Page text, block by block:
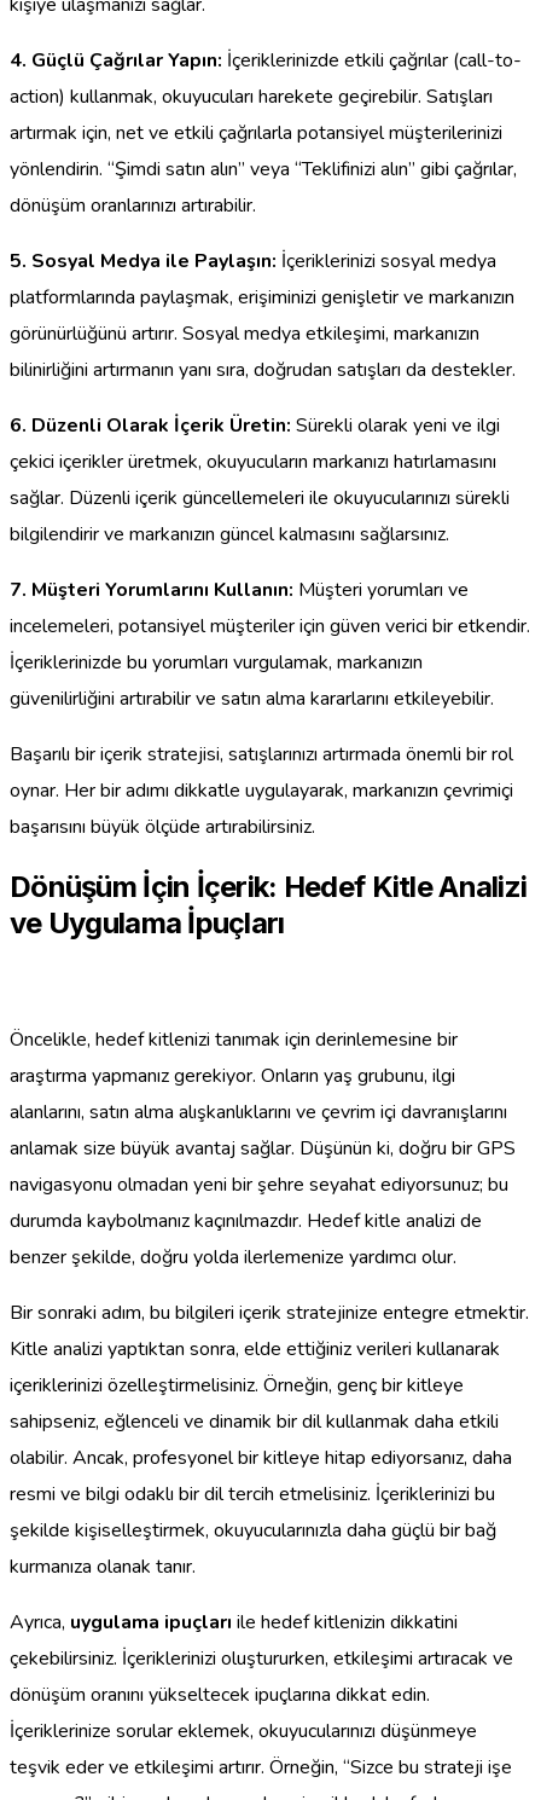
4. Güçlü Çağrılar Yapın: İçeriklerinizde etkili çağrılar (call-to-
action) kullanmak, okuyucuları harekete geçirebilir. Satışları
artırmak için, net ve etkili çağrılarla potansiyel müşterilerinizi
yönlendirin. “Şimdi satın alın” veya “Teklifinizi alın” gibi çağrılar,
dönüşüm oranlarınızı artırabilir.
5. Sosyal Medya ile Paylaşın: İçeriklerinizi sosyal medya
platformlarında paylaşmak, erişiminizi genişletir ve markanızın
görünürlüğünü artırır. Sosyal medya etkileşimi, markanızın
bilinirliğini artırmanın yanı sıra, doğrudan satışları da destekler.
6. Düzenli Olarak İçerik Üretin: Sürekli olarak yeni ve ilgi
çekici içerikler üretmek, okuyucuların markanızı hatırlamasını
sağlar. Düzenli içerik güncellemeleri ile okuyucularınızı sürekli
bilgilendirir ve markanızın güncel kalmasını sağlarsınız.
7. Müşteri Yorumlarını Kullanın: Müşteri yorumları ve
incelemeleri, potansiyel müşteriler için güven verici bir etkendir.
İçeriklerinizde bu yorumları vurgulamak, markanızın
güvenilirliğini artırabilir ve satın alma kararlarını etkileyebilir.
Başarılı bir içerik stratejisi, satışlarınızı artırmada önemli bir rol
oynar. Her bir adımı dikkatle uygulayarak, markanızın çevrimiçi
başarısını büyük ölçüde artırabilirsiniz.
Dönüşüm İçin İçerik: Hedef Kitle Analizi
ve Uygulama İpuçları
Öncelikle, hedef kitlenizi tanımak için derinlemesine bir
araştırma yapmanız gerekiyor. Onların yaş grubunu, ilgi
alanlarını, satın alma alışkanlıklarını ve çevrim içi davranışlarını
anlamak size büyük avantaj sağlar. Düşünün ki, doğru bir GPS
navigasyonu olmadan yeni bir şehre seyahat ediyorsunuz; bu
durumda kaybolmanız kaçınılmazdır. Hedef kitle analizi de
benzer şekilde, doğru yolda ilerlemenize yardımcı olur.
Bir sonraki adım, bu bilgileri içerik stratejinize entegre etmektir.
Kitle analizi yaptıktan sonra, elde ettiğiniz verileri kullanarak
içeriklerinizi özelleştirmelisiniz. Örneğin, genç bir kitleye
sahipseniz, eğlenceli ve dinamik bir dil kullanmak daha etkili
olabilir. Ancak, profesyonel bir kitleye hitap ediyorsanız, daha
resmi ve bilgi odaklı bir dil tercih etmelisiniz. İçeriklerinizi bu
şekilde kişiselleştirmek, okuyucularınızla daha güçlü bir bağ
kurmanıza olanak tanır.
Ayrıca, uygulama ipuçları ile hedef kitlenizin dikkatini
çekebilirsiniz. İçeriklerinizi oluştururken, etkileşimi artıracak ve
dönüşüm oranını yükseltecek ipuçlarına dikkat edin.
İçeriklerinize sorular eklemek, okuyucularınızı düşünmeye
teşvik eder ve etkileşimi artırır. Örneğin, “Sizce bu strateji işe